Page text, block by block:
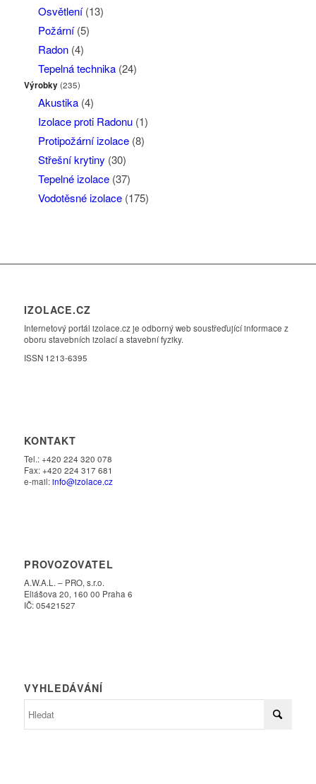
Osvětlení(13)
Požární(5)
Radon(4)
Tepelná technika(24)
Výrobky(235)
Akustika(4)
Izolace proti Radonu(1)
Protipožární izolace(8)
Střešní krytiny (30)
Tepelné izolace(37)
Vodotěsné izolace(175)
IZOLACE.CZ
Internetový portál izolace.cz je odborný web soustřeďující informace z
oboru stavebních izolací a stavební fyziky.
ISSN 1213-6395
KONTAKT
Tel.: +420 224 320 078
Fax: +420 224 317 681
e-mail:info@izolace.cz
PROVOZOVATEL
A.W.A.L. – PRO, s.r.o.
Eliášova 20, 160 00 Praha 6
IČ: 05421527
VYHLEDÁVÁNÍ